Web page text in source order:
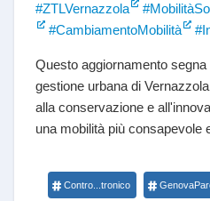
#ZTLVernazzola
#CambiamentoMobilità
Questo aggiornamento
gestione urbana di
alla conservazione e
una mobilità più consapevole
Contro...tronico